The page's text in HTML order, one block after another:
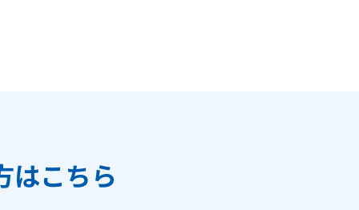
はこちら